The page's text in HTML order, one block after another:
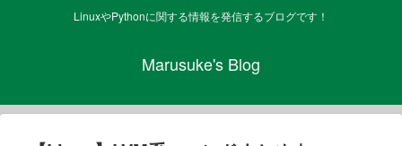
LinuxやPythonに関する情報を発信するブログです！
Marusuke's Blog